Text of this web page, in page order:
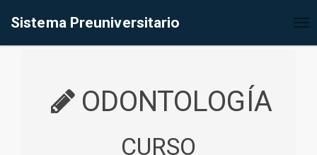
Sistema Preuniversitario
ODONTOLOGÍA
CURSO